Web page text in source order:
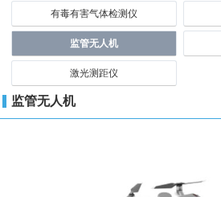
有毒有害气体检测仪
监管无人机
激光测距仪
监管无人机